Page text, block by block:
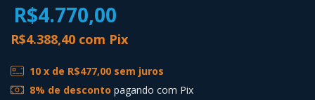
R$4.770,00
R$4.388,40 com Pix
10 x de R$477,00 sem juros
8% de desconto pagando com Pix